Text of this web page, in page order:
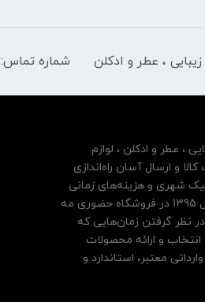
، عطر و ادکلن شماره تماس:
، عطر و ادکلن ، لوازم
و ارسال آسان راه‌اندازی
شهری و هزینه‌های زمانی
مشتریان خود بها داده و فروشگاه اینترنتی خود را بر پایه سال‌ها تجربه از سال 1395 در فروشگاه حضوری مه
نظر گرفتن زمان‌هایی که
و ارائه محصولات
معتبر، استاندارد و